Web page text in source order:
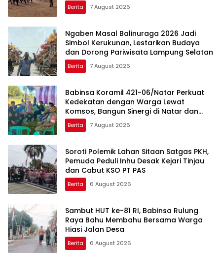
Kecamatan Jelang HUT RI ke-81
Berita 7 August 2026
Ngaben Masal Balinuraga 2026 Jadi
Simbol Kerukunan, Lestarikan Budaya
dan Dorong Pariwisata Lampung Selatan
Berita 7 August 2026
Babinsa Koramil 421-06/Natar Perkuat
Kedekatan dengan Warga Lewat
Komsos, Bangun Sinergi di Natar dan
Tegineneng
Berita 7 August 2026
Soroti Polemik Lahan Sitaan Satgas PKH,
Pemuda Peduli Inhu Desak Kejari Tinjau
dan Cabut KSO PT PAS
Berita 6 August 2026
Sambut HUT ke-81 RI, Babinsa Rulung
Raya Bahu Membahu Bersama Warga
Hiasi Jalan Desa
Berita 6 August 2026